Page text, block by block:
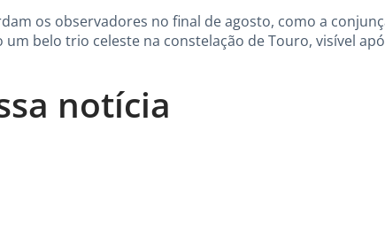
os observadores no final de agosto, como a
belo trio celeste na constelação de Touro, visível
notícia